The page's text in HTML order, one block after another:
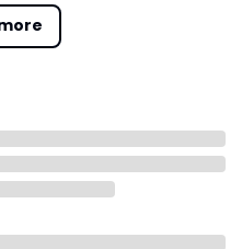
Karina Nur Regina,
mendampingi korban
dan ramai
menghadapi
sekitarnya.